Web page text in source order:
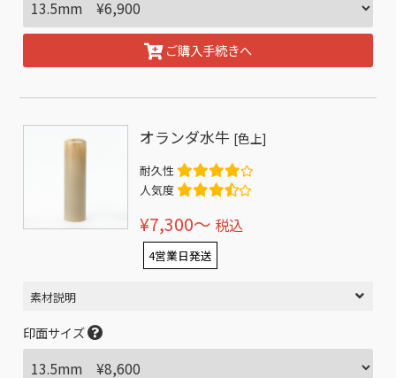
ご購入手続きへ
オランダ水牛 [色上]
耐久性
人気度
¥7,300〜 税込
4営業日発送
素材説明
印面サイズ